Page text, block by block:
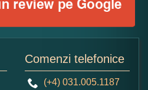
Comenzi telefonice
(+4) 031.005.1187